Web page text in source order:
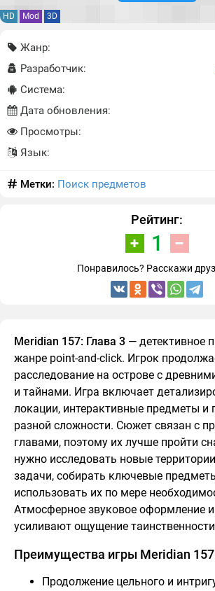
HD Mod 3D
Жанр:
Разработчик:
Система:
Дата обновления:
Просмотры:
Язык:
Метки: Поиск предметов
Рейтинг:
1
Понравилось? Расскажи
Meridian 157: Глава 3 — детективное
жанре point-and-click. Игрок
расследование на острове с
и тайнами. Игра включает
локации, интерактивные предметы и
разной сложности. Сюжет связан с
главами, поэтому их лучше пройти
нужно исследовать новые
задачи, собирать ключевые
использовать их по мере
Атмосферное звуковое оформление
усиливают ощущение
Преимущества игры Meridian
Продолжение цельного и